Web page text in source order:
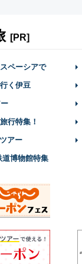
[PR]
ペーシアで
く伊豆
行特集！
アー
博物館特集